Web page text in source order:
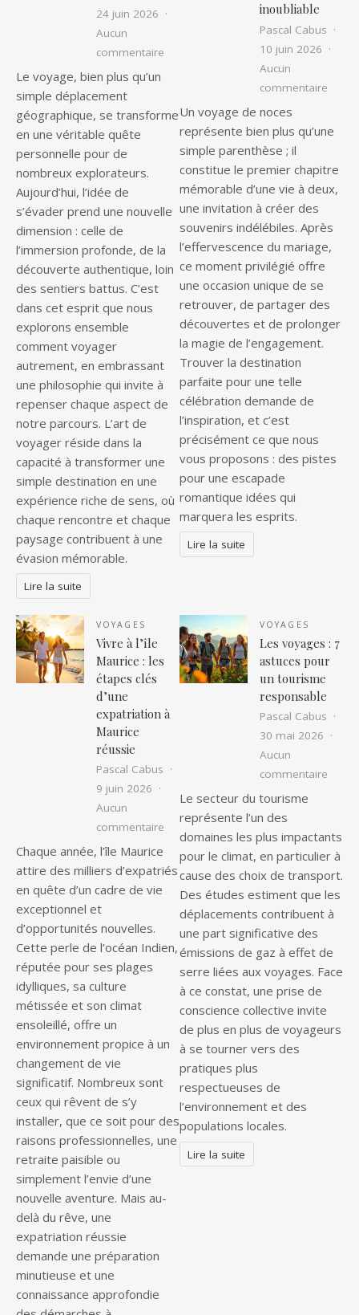
24 juin 2026
Aucun
commentaire sur Évadez-vous : l’art de voyager
Le voyage, bien plus qu’un
simple déplacement
géographique, se transforme
en une véritable quête
personnelle pour de
nombreux explorateurs.
Aujourd’hui, l’idée de
s’évader prend une nouvelle
dimension : celle de
l’immersion profonde, de la
découverte authentique, loin
des sentiers battus. C’est
dans cet esprit que nous
explorons ensemble
comment voyager
autrement, en embrassant
une philosophie qui invite à
repenser chaque aspect de
notre parcours. L’art de
voyager réside dans la
capacité à transformer une
simple destination en une
expérience riche de sens, où
chaque rencontre et chaque
paysage contribuent à une
évasion mémorable.
Lire la suite
inoubliable
Pascal Cabus
10 juin 2026
Aucun
commentaire
Un voyage de noces
représente bien plus qu’une
simple parenthèse ; il
constitue le premier chapitre
mémorable d’une vie à deux,
une invitation à créer des
souvenirs indélébiles. Après
l’effervescence du mariage,
ce moment privilégié offre
une occasion unique de se
retrouver, de partager des
découvertes et de prolonger
la magie de l’engagement.
Trouver la destination
parfaite pour une telle
célébration demande de
l’inspiration, et c’est
précisément ce que nous
vous proposons : des pistes
pour une escapade
romantique idées qui
marquera les esprits.
Lire la suite
VOYAGES
Vivre à l’île
Maurice : les
étapes clés
d’une
expatriation à
Maurice
réussie
Pascal Cabus
9 juin 2026
Aucun
commentaire sur Vivre à l’île Maurice : les étapes
Chaque année, l’île Maurice
attire des milliers d’expatriés
en quête d’un cadre de vie
exceptionnel et
d’opportunités nouvelles.
Cette perle de l’océan Indien,
réputée pour ses plages
idylliques, sa culture
métissée et son climat
ensoleillé, offre un
environnement propice à un
changement de vie
significatif. Nombreux sont
ceux qui rêvent de s’y
installer, que ce soit pour des
raisons professionnelles, une
retraite paisible ou
simplement l’envie d’une
nouvelle aventure. Mais au-
delà du rêve, une
expatriation réussie
demande une préparation
minutieuse et une
connaissance approfondie
VOYAGES
Les voyages : 7
astuces pour
un tourisme
responsable
Pascal Cabus
30 mai 2026
Aucun
commentaire
Le secteur du tourisme
représente l’un des
domaines les plus impactants
pour le climat, en particulier à
cause des choix de transport.
Des études estiment que les
déplacements contribuent à
une part significative des
émissions de gaz à effet de
serre liées aux voyages. Face
à ce constat, une prise de
conscience collective invite
de plus en plus de voyageurs
à se tourner vers des
pratiques plus
respectueuses de
l’environnement et des
populations locales.
Lire la suite